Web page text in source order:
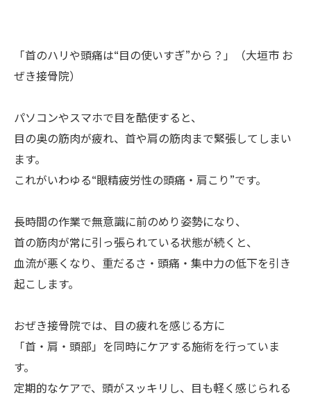
「首のハリや頭痛は“目の使いすぎ”から？」（大垣市 お
ぜき接骨院）
パソコンやスマホで目を酷使すると、
目の奥の筋肉が疲れ、首や肩の筋肉まで緊張してしまい
ます。
これがいわゆる“眼精疲労性の頭痛・肩こり”です。
長時間の作業で無意識に前のめり姿勢になり、
首の筋肉が常に引っ張られている状態が続くと、
血流が悪くなり、重だるさ・頭痛・集中力の低下を引き
起こします。
おぜき接骨院では、目の疲れを感じる方に
「首・肩・頭部」を同時にケアする施術を行っていま
す。
定期的なケアで、頭がスッキリし、目も軽く感じられる